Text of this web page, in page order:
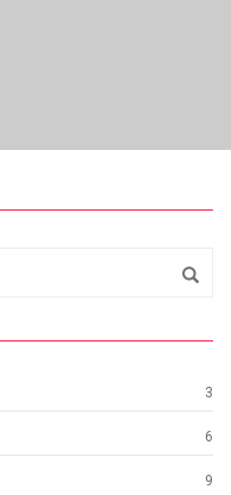
3
6
9